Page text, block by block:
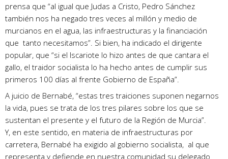
prensa que “al igual que Judas a Cristo, Pedro Sánchez
también nos ha negado tres veces al millón y medio de
murcianos en el agua, las infraestructuras y la financiación
que tanto necesitamos”. Si bien, ha indicado el dirigente
popular, que “si el Iscariote lo hizo antes de que cantara el
gallo, el traidor socialista lo ha hecho antes de cumplir sus
primeros 100 días al frente Gobierno de España”.
A juicio de Bernabé, “estas tres traiciones suponen negarnos
la vida, pues se trata de los tres pilares sobre los que se
sustentan el presente y el futuro de la Región de Murcia”.
Y, en este sentido, en materia de infraestructuras por
carretera, Bernabé ha exigido al gobierno socialista, al que
representa y defiende en nuestra comunidad su delegado